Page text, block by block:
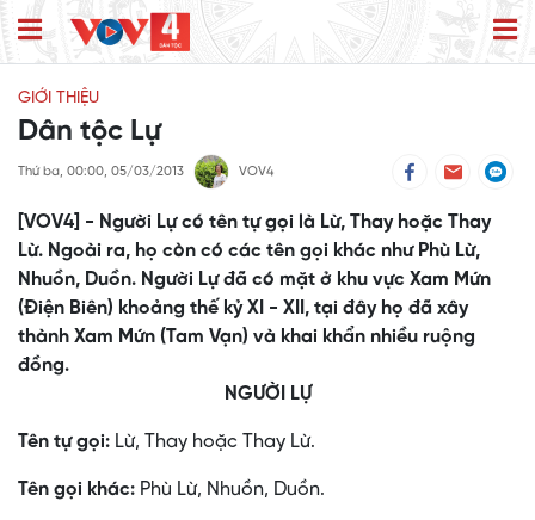
GIỚI THIỆU
Dân tộc Lự
Thứ ba, 00:00, 05/03/2013 VOV4
[VOV4] - Người Lự có tên tự gọi là Lừ, Thay hoặc Thay
Lừ. Ngoài ra, họ còn có các tên gọi khác như Phù Lừ,
Nhuồn, Duồn. Người Lự đã có mặt ở khu vực Xam Mứn
(Ðiện Biên) khoảng thế kỷ XI - XII, tại đây họ đã xây
thành Xam Mứn (Tam Vạn) và khai khẩn nhiều ruộng
đồng.
NGƯỜI LỰ
Tên tự gọi: Lừ, Thay hoặc Thay Lừ.
Tên gọi khác: Phù Lừ, Nhuồn, Duồn.